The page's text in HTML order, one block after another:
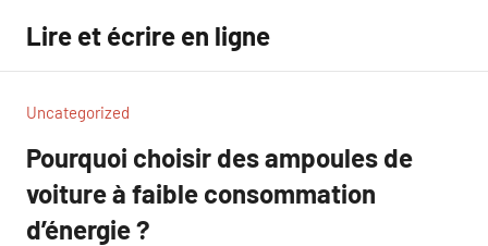
contenu
Lire et écrire en ligne
Uncategorized
Pourquoi choisir des ampoules de
voiture à faible consommation
d’énergie ?